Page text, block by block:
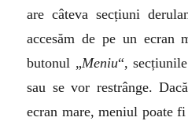
are câteva secțiuni
accesăm de pe un ecran
butonul „Meniu“,
sau se vor restrânge.
ecran mare, meniul poate